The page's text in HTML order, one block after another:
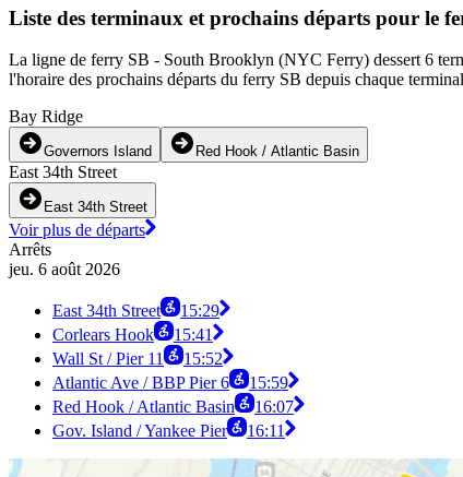
Liste des terminaux et prochains départs pour le
La ligne de ferry SB - South Brooklyn (NYC Ferry) dessert 6
l'horaire des prochains départs du ferry SB depuis chaque
Bay Ridge
Governors Island Red Hook / Atlantic Basin
East 34th Street
East 34th Street
Voir plus de départs
Arrêts
jeu. 6 août 2026
East 34th Street
15:29
Corlears Hook
15:41
Wall St / Pier 11
15:52
Atlantic Ave / BBP Pier 6
15:59
Red Hook / Atlantic Basin
16:07
Gov. Island / Yankee Pier
16:11